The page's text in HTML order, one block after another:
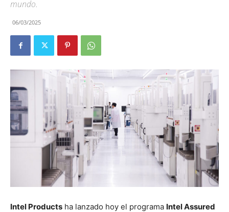
mundo.
06/03/2025
Intel Products ha lanzado hoy el programa Intel Assured